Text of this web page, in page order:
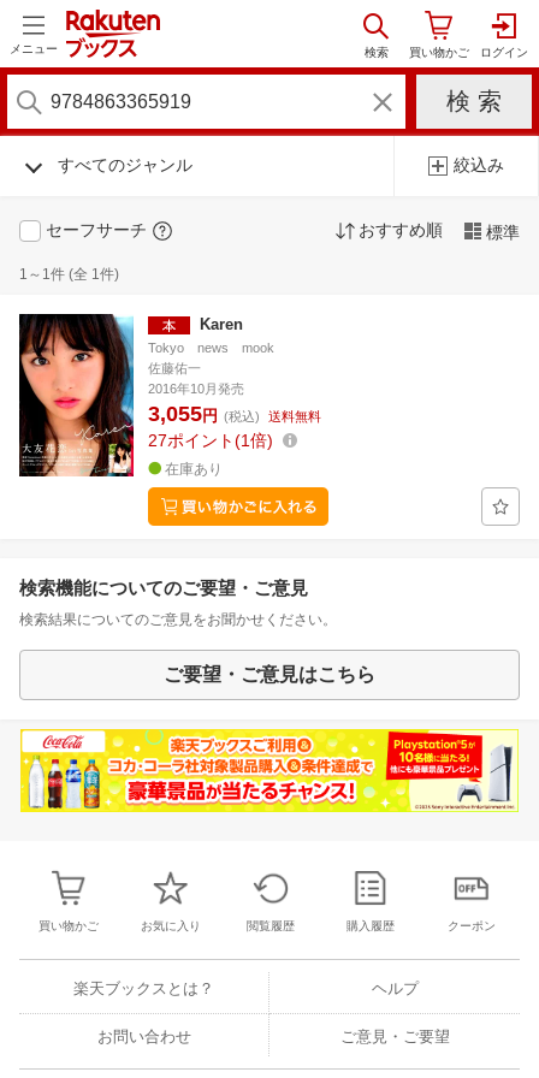
メニュー
すべてのジャンル 絞込み
セーフサーチ おすすめ順 標準
1～1件 (全 1件)
Karen
Tokyo news mook
佐藤佑一
2016年10月発売
3,055円 (税込) 送料無料
27ポイント 1倍
在庫あり
検索機能についてのご要望・ご意見
検索結果についてのご意見をお聞かせください。
ご要望・ご意見はこちら
買い物かご お気に入り 閲覧履歴 購入履歴 クーポン
楽天ブックスとは？ ヘルプ
お問い合わせ ご意見・ご要望